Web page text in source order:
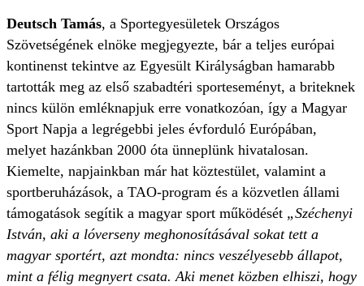
Deutsch Tamás, a Sportegyesületek Országos
Szövetségének elnöke megjegyezte, bár a teljes európai
kontinenst tekintve az Egyesült Királyságban hamarabb
tartották meg az első szabadtéri sporteseményt, a briteknek
nincs külön emléknapjuk erre vonatkozóan, így a Magyar
Sport Napja a legrégebbi jeles évforduló Európában,
melyet hazánkban 2000 óta ünneplünk hivatalosan.
Kiemelte, napjainkban már hat köztestület, valamint a
sportberuházások, a TAO-program és a közvetlen állami
támogatások segítik a magyar sport működését „Széchenyi
István, aki a lóverseny meghonosításával sokat tett a
magyar sportért, azt mondta: nincs veszélyesebb állapot,
mint a félig megnyert csata. Aki menet közben elhiszi, hogy